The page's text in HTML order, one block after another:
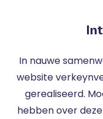
In nauwe
website
gerealiseerd.
hebben over